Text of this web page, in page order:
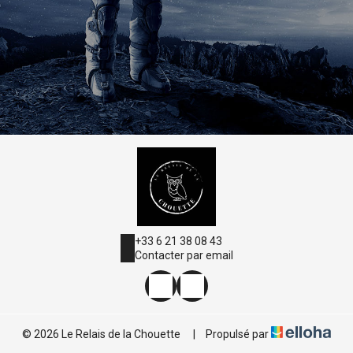
+33 6 21 38 08 43
Contacter par email
© 2026 Le Relais de la Chouette Propulsé par